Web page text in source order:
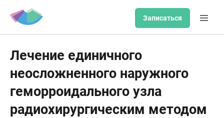
Записаться
Лечение единичного
неосложненного наружного
геморроидального узла
радиохирургическим методом